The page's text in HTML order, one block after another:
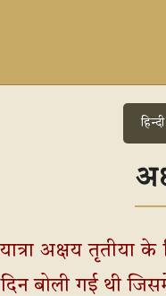
हिन्दी
अक्षय
बोली गई थी